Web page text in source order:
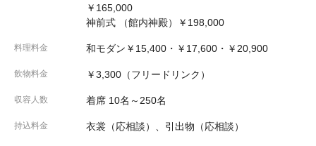
￥165,000
神前式 （館内神殿）￥198,000
料理料金 和モダン￥15,400・￥17,600・￥20,900
飲物料金 ￥3,300（フリードリンク）
収容人数 着席 10名～250名
持込料金 衣裳（応相談）、引出物（応相談）